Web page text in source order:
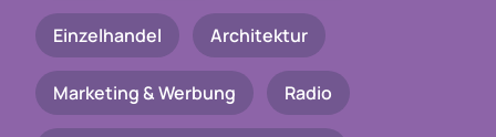
Einzelhandel Architektur
Marketing & Werbung Radio